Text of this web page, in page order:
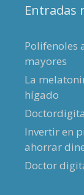
Entradas
Polifenoles
mayores
La
hígado
Invertir en
ahorrar
Doctor